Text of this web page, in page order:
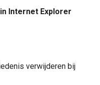
Internet Explorer
verwijderen bij